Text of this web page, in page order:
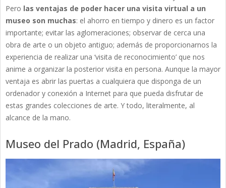
Pero las ventajas de poder hacer una visita virtual a un
museo son muchas: el ahorro en tiempo y dinero es un factor
importante; evitar las aglomeraciones; observar de cerca una
obra de arte o un objeto antiguo; además de proporcionarnos la
experiencia de realizar una ‘visita de reconocimiento’ que nos
anime a organizar la posterior visita en persona. Aunque la mayor
ventaja es abrir las puertas a cualquiera que disponga de un
ordenador y conexión a Internet para que pueda disfrutar de
estas grandes colecciones de arte. Y todo, literalmente, al
alcance de la mano.
Museo del Prado (Madrid, España)